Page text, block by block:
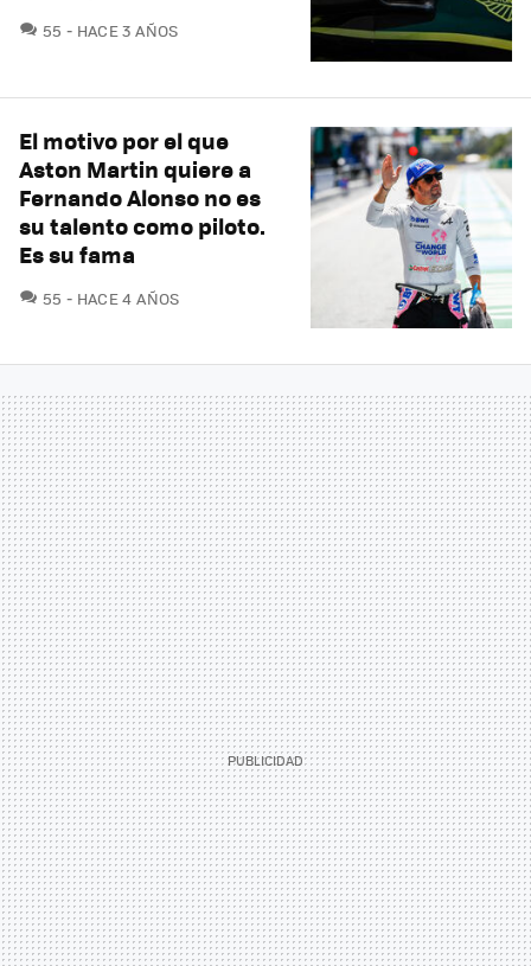
55 COMENTARIOS
HACE 3 AÑOS
El motivo por el que
Aston Martin quiere a
Fernando Alonso no es
su talento como piloto.
Es su fama
55 COMENTARIOS
HACE 4 AÑOS